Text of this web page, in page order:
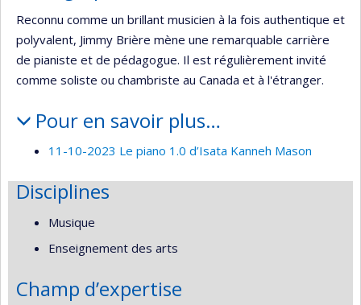
Reconnu comme un brillant musicien à la fois authentique et
polyvalent, Jimmy Brière mène une remarquable carrière
de pianiste et de pédagogue. Il est régulièrement invité
comme soliste ou chambriste au Canada et à l'étranger.
Pour en savoir plus…
11-10-2023 Le piano 1.0 d’Isata Kanneh Mason
Disciplines
Musique
Enseignement des arts
Champ d’expertise